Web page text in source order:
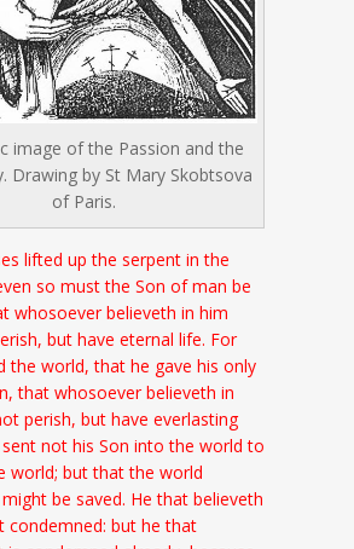
image of the Passion and the
Drawing by St Mary Skobtsova
of Paris.
lifted up the serpent in the
so must the Son of man be
whosoever believeth in him
but have eternal life. For
the world, that he gave his only
that whosoever believeth in
perish, but have everlasting
not his Son into the world to
world; but that the world
be saved. He that believeth
condemned: but he that